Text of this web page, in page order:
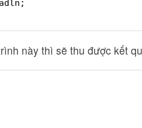
này thì sẽ thu được kết